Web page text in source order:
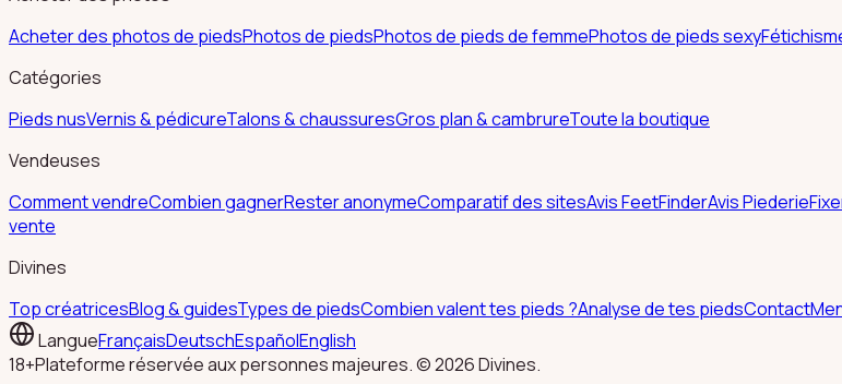
Acheter des photos de piedsPhotos de piedsPhotos de pieds de femmePhotos de pieds sexy
Catégories
Pieds nusVernis & pédicureTalons & chaussuresGros plan & cambrureToute la boutique
Vendeuses
Comment vendreCombien gagnerRester anonymeComparatif des sitesAvis FeetFinderAvis Piederie
vente
Divines
Top créatricesBlog & guidesTypes de piedsCombien valent tes pieds ?Analyse de tes piedsContact
LangueFrançaisDeutschEspañolEnglish
18+Plateforme réservée aux personnes majeures. © 2026 Divines.